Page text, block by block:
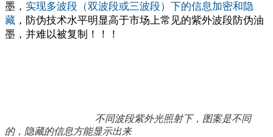
墨， 实现多波段（双波段或三波段）下的信息加密和隐
藏 ，防伪技术水平明显高于市场上常 见的紫外波段防伪油
墨，并难以被复制！
！！
不同波段紫外光照射下，图案是不同
的，隐藏的信息方能显示出来